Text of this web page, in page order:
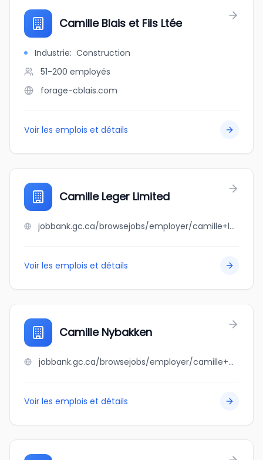
Camille Blais et Fils Ltée
Industrie: Construction
51-200 employés
forage-cblais.com
Voir les emplois et détails
Camille Leger Limited
jobbank.gc.ca/browsejobs/employer/camille+leger+limited/ca
Voir les emplois et détails
Camille Nybakken
jobbank.gc.ca/browsejobs/employer/camille+nybakken/ca
Voir les emplois et détails